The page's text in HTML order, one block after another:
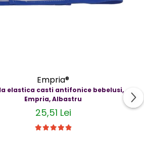
Empria®
elastica casti antifonice bebelusi,
Empria, Albastru
25,51 Lei